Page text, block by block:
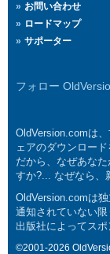
お問い合わせ
ロードマップ
サポーター
フォロー
OldVersion.comは
ェアのダウンロー
だから、なぜあな
すか?... なぜなら、
OldVersion.comは
通知されていない
出版社によってス
©2001-2026